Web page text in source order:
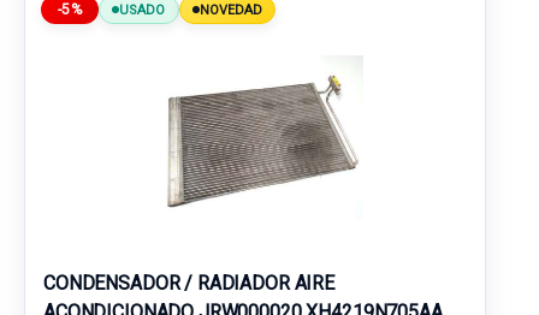
-5% USADO NOVEDAD
CONDENSADOR / RADIADOR AIRE